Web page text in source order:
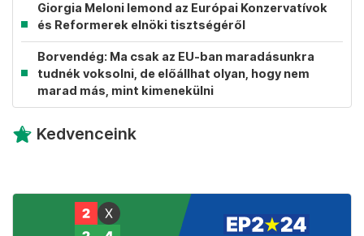
Giorgia Meloni lemond az Európai Konzervatívok
és Reformerek elnöki tisztségéről
Borvendég: Ma csak az EU-ban maradásunkra
tudnék voksolni, de előállhat olyan, hogy nem
marad más, mint kimenekülni
Kedvenceink